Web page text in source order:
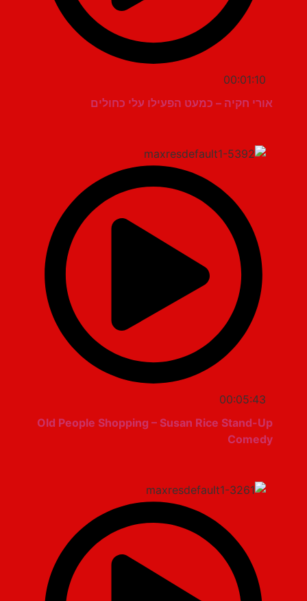
00:01:10
אורי חקיה – כמעט הפעילו עלי כחולים
00:05:43
Old People Shopping – Susan Rice Stand-Up
Comedy